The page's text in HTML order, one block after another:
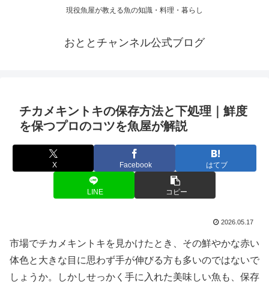
現役魚屋が教える魚の知識・料理・暮らし
おととチャンネル公式ブログ
チカメキントキの保存方法と下処理｜鮮度
を保つプロのコツを魚屋が解説
X Facebook はてブ
LINE コピー
2026.05.17
市場でチカメキントキを見かけたとき、その鮮やかな赤い
体色と大きな目に思わず手が伸びる方も多いのではないで
しょうか。しかしせっかく手に入れた美味しい魚も、保存